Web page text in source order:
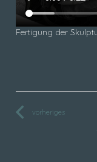
Fertigung der
vorheriges